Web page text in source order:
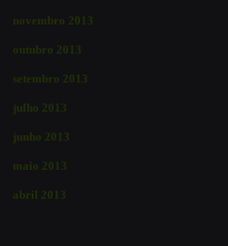
novembro 2013
outubro 2013
setembro 2013
julho 2013
junho 2013
maio 2013
abril 2013